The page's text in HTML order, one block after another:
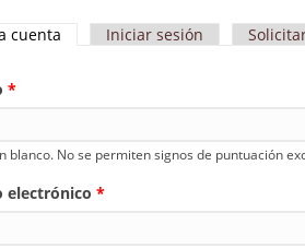
cuenta (solapa activa)
Iniciar sesión
*
blanco. No se permiten signos de puntuación
electrónico *